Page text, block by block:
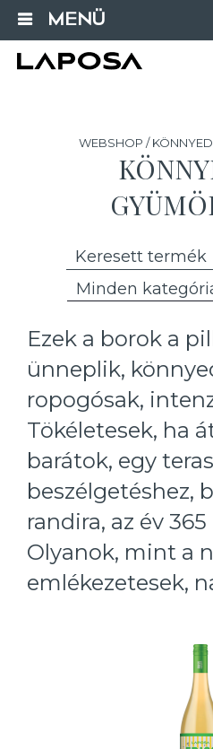
MENÜ
WEBSHOP /
Minden
Ezek a borok a
ünneplik,
ropogósak,
Tökéletesek, ha
barátok, egy
beszélgetéshez,
randira, az év
Olyanok, mint a
emlékezetesek,